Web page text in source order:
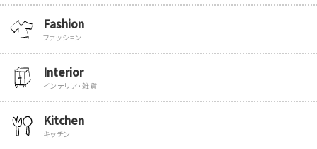
Fashion
ファッション
Interior
インテリア・雑貨
Kitchen
キッチン